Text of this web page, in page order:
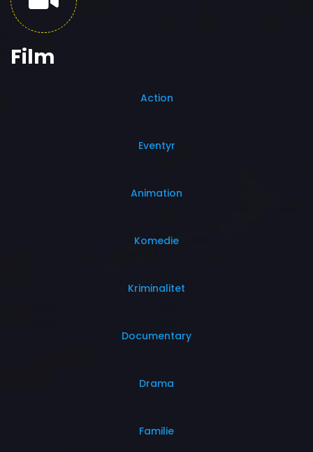
Film
Action
Eventyr
Animation
Komedie
Kriminalitet
Documentary
Drama
Familie